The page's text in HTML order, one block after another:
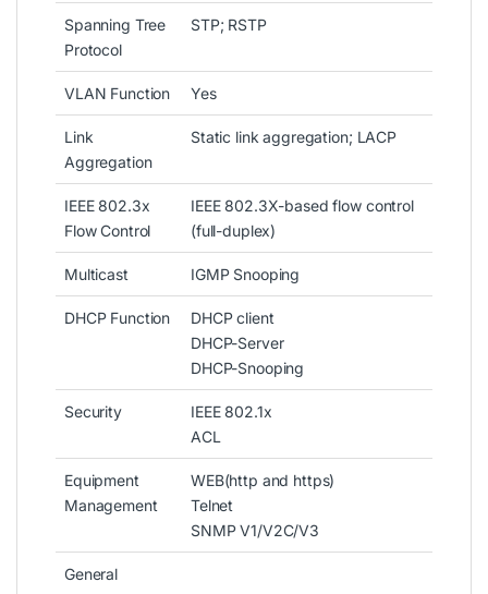
Spanning Tree
Protocol
STP; RSTP
VLAN Function Yes
Link
Aggregation
Static link aggregation; LACP
IEEE 802.3x
Flow Control
IEEE 802.3X-based flow control
(full-duplex)
Multicast IGMP Snooping
DHCP Function
DHCP client
DHCP-Server
DHCP-Snooping
Security
IEEE 802.1x
ACL
Equipment
Management
WEB(http and https)
Telnet
SNMP V1/V2C/V3
General